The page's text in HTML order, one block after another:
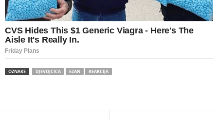
OZNAKE DJEVOJCICA EZAN REAKCIJA